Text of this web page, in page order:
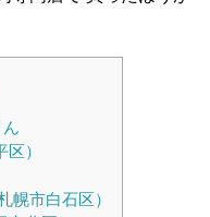
）
幌市白石区）